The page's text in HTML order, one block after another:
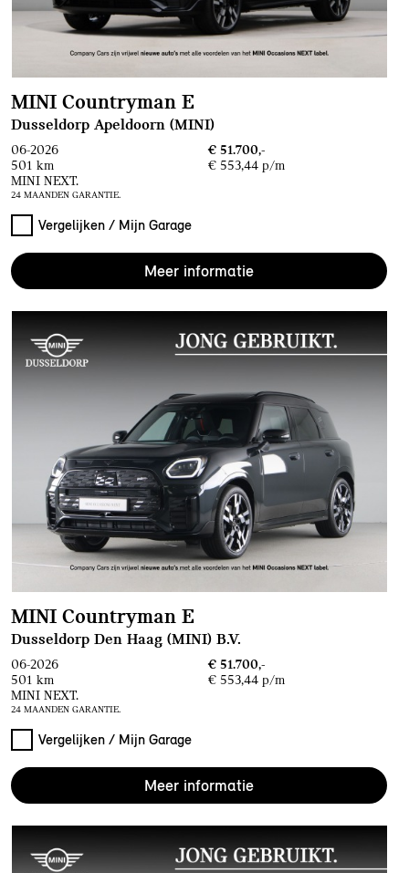
MINI Countryman E
Dusseldorp Apeldoorn (MINI)
06-2026
€ 51.700,-
501 km
€ 553,44 p/m
MINI NEXT.
24 MAANDEN GARANTIE.
Vergelijken / Mijn Garage
Meer informatie
MINI Countryman E
Dusseldorp Den Haag (MINI) B.V.
06-2026
€ 51.700,-
501 km
€ 553,44 p/m
MINI NEXT.
24 MAANDEN GARANTIE.
Vergelijken / Mijn Garage
Meer informatie